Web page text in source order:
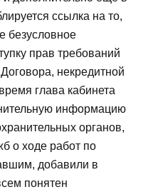
ссылка на то,
безусловное
прав требований
некредитной
глава кабинета
информацию
органов,
о ходе работ по
добавили в
понятен